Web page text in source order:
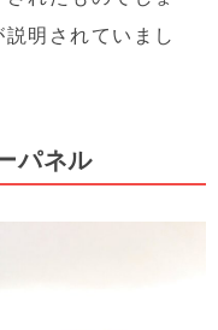
明されていまし
パネル